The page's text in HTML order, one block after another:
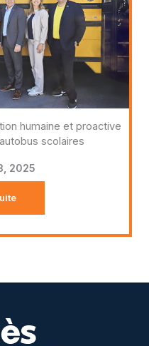
humaine et proactive
scolaires
2025